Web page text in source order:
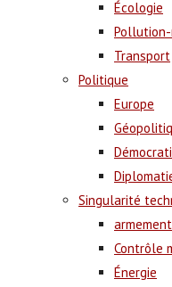
Écologie
Transport
Politique
Europe
Singularité
armement
Contrôle
Énergie